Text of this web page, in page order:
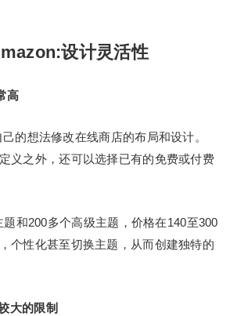
设计灵活性
高
的想法修改在线商店的布局和设计。
义之外，还可以选择已有的免费或付费
和200多个高级主题，价格在140至300
个性化甚至切换主题，从而创建独特的
大的限制